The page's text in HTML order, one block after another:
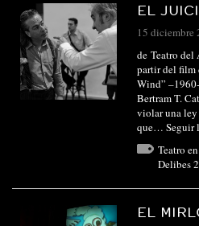
EL
15 diciembre
de Teatro del
partir del film
Wind”
Bertram T.
violar una ley
que… Seguir
Teatro
Delibes
EL